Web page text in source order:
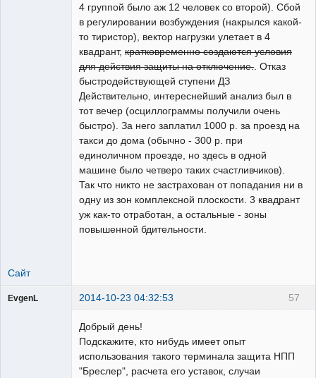
4 группой было аж 12 человек со второй). Сбой
в регулировании возбуждения (накрылся какой-
то тиристор), вектор нагрузки улетает в 4
квадрант, кратковременно создаются условия
для действия защиты на отключение. . Отказ
быстродействующей ступени ДЗ
Действительно, интереснейший анализ был в
тот вечер (осциллограммы получили очень
быстро). За него заплатил 1000 р. за проезд на
такси до дома (обычно - 300 р. при
единоличном проезде, но здесь в одной
машине было четверо таких счастливчиков).
Так что никто не застрахован от попадания ни в
одну из зон комплексной плоскости. 3 квадрант
уж как-то отработан, а остальные - зоны
повышенной бдительности.
Сайт
57
EvgenL 2014-10-23 04:32:53
Добрый день!
Подскажите, кто нибудь имеет опыт
использования такого терминала защита НПП
"Бреслер", расчета его уставок, случаи